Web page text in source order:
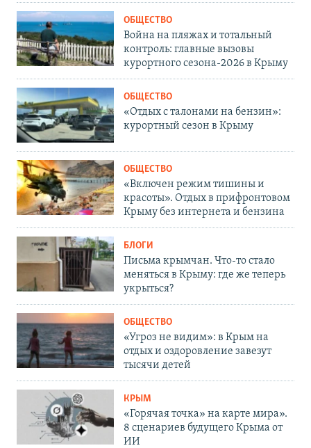
ОБЩЕСТВО
Война на пляжах и тотальный
контроль: главные вызовы
курортного сезона-2026 в Крыму
ОБЩЕСТВО
«Отдых с талонами на бензин»:
курортный сезон в Крыму
ОБЩЕСТВО
«Включен режим тишины и
красоты». Отдых в прифронтовом
Крыму без интернета и бензина
БЛОГИ
Письма крымчан. Что-то стало
меняться в Крыму: где же теперь
укрыться?
ОБЩЕСТВО
«Угроз не видим»: в Крым на
отдых и оздоровление завезут
тысячи детей
КРЫМ
«Горячая точка» на карте мира».
8 сценариев будущего Крыма от
ИИ